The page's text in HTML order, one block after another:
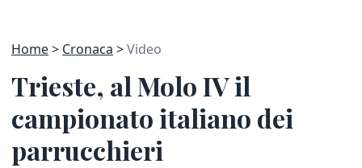
Home Cronaca Video
Trieste, al Molo IV il
campionato italiano dei
parrucchieri